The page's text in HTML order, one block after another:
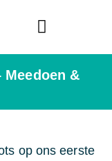
Meedoen &
op ons eerste